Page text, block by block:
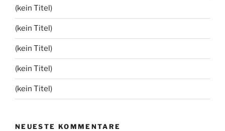
(kein Titel)
(kein Titel)
(kein Titel)
(kein Titel)
(kein Titel)
NEUESTE KOMMENTARE